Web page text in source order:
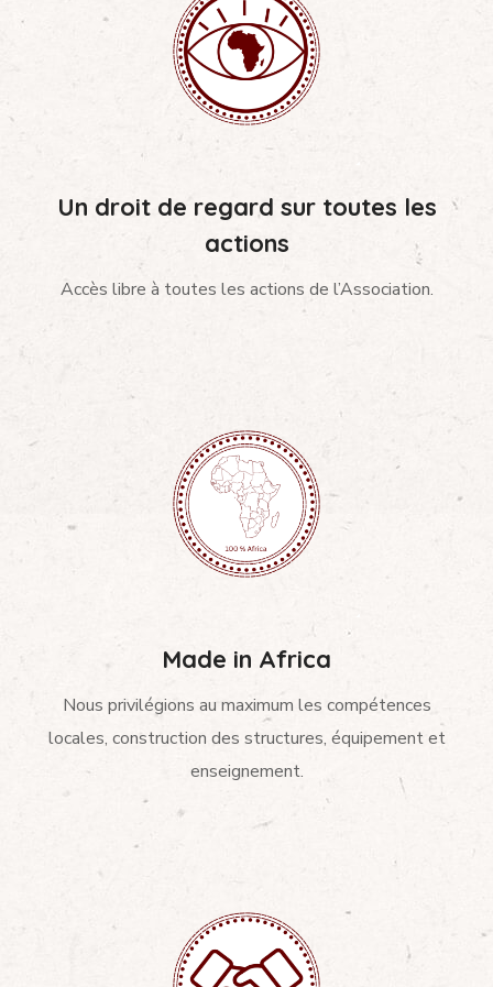
Un droit de regard sur toutes les
actions
Accès libre à toutes les actions de l’Association.
Made in Africa
Nous privilégions au maximum les compétences
locales, construction des structures, équipement et
enseignement.